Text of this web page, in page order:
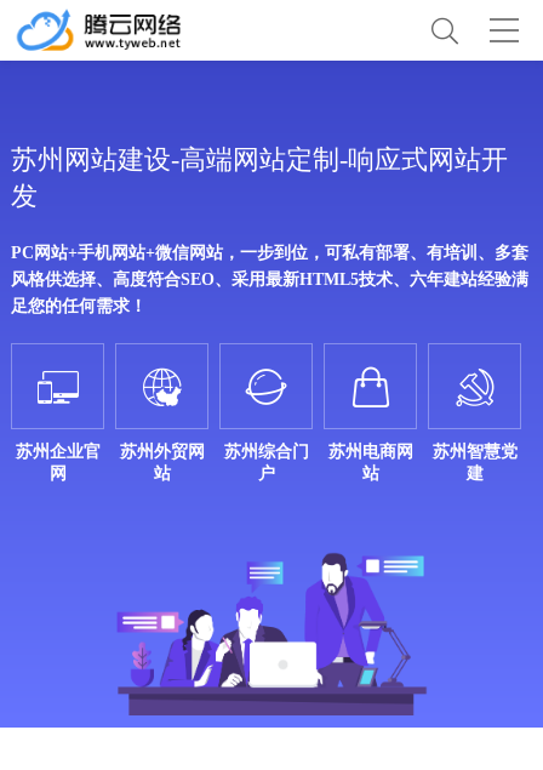
苏州网站建设-高端网站定制-响应式网站开
发
PC网站+手机网站+微信网站，一步到位，可私有部署、有培训、多套
风格供选择、高度符合SEO、采用最新HTML5技术、六年建站经验满
足您的任何需求！

苏州企业官
网

苏州外贸网
站

苏州综合门
户

苏州电商网
站

苏州智慧党
建